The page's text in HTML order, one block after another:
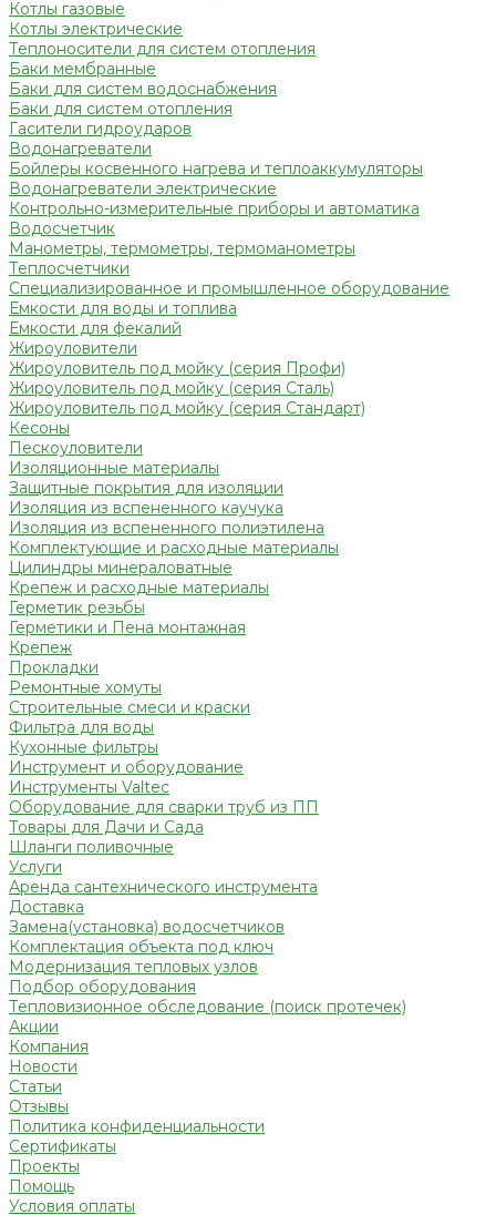
Котлы газовые
Котлы электрические
Теплоносители для систем отопления
Баки мембранные
Баки для систем водоснабжения
Баки для систем отопления
Гасители гидроударов
Водонагреватели
Бойлеры косвенного нагрева и теплоаккумуляторы
Водонагреватели электрические
Контрольно-измерительные приборы и автоматика
Водосчетчик
Манометры, термометры, термоманометры
Теплосчетчики
Специализированное и промышленное оборудование
Емкости для воды и топлива
Емкости для фекалий
Жироуловители
Жироуловитель под мойку (серия Профи)
Жироуловитель под мойку (серия Сталь)
Жироуловитель под мойку (серия Стандарт)
Кесоны
Пескоуловители
Изоляционные материалы
Защитные покрытия для изоляции
Изоляция из вспененного каучука
Изоляция из вспененного полиэтилена
Комплектующие и расходные материалы
Цилиндры минераловатные
Крепеж и расходные материалы
Герметик резьбы
Герметики и Пена монтажная
Крепеж
Прокладки
Ремонтные хомуты
Строительные смеси и краски
Фильтра для воды
Кухонные фильтры
Инструмент и оборудование
Инструменты Valtec
Оборудование для сварки труб из ПП
Товары для Дачи и Сада
Шланги поливочные
Услуги
Аренда сантехнического инструмента
Доставка
Замена(установка) водосчетчиков
Комплектация объекта под ключ
Модернизация тепловых узлов
Подбор оборудования
Тепловизионное обследование (поиск протечек)
Акции
Компания
Новости
Статьи
Отзывы
Политика конфиденциальности
Сертификаты
Проекты
Помощь
Условия оплаты